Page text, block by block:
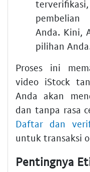
Anda. Kini,
pilihan
Proses ini
video iStock
Anda akan
dan tanpa rasa
Daftar dan
untuk transaksi
Pentingnya